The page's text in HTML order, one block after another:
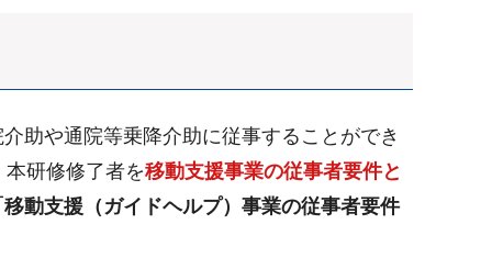
助や通院等乗降介助に従事することができ
本研修修了者を移動支援事業の従事者要件と
移動支援（ガイドヘルプ）事業の従事者要件